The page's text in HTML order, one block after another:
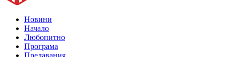
Новини
Начало
Любопитно
Програма
Предавания